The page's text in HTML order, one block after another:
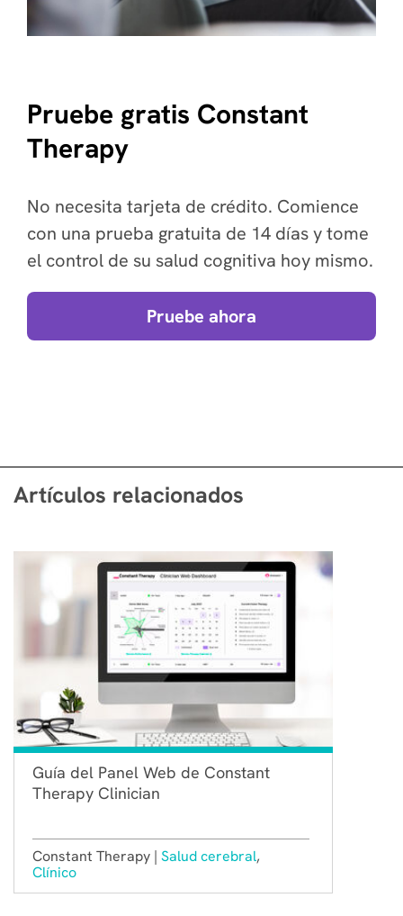
Pruebe gratis Constant
Therapy
No necesita tarjeta de crédito. Comience
con una prueba gratuita de 14 días y tome
el control de su salud cognitiva hoy mismo.
Pruebe ahora
Artículos relacionados
Guía del Panel Web de Constant
Therapy Clinician
Constant Therapy | Salud cerebral,
Clínico